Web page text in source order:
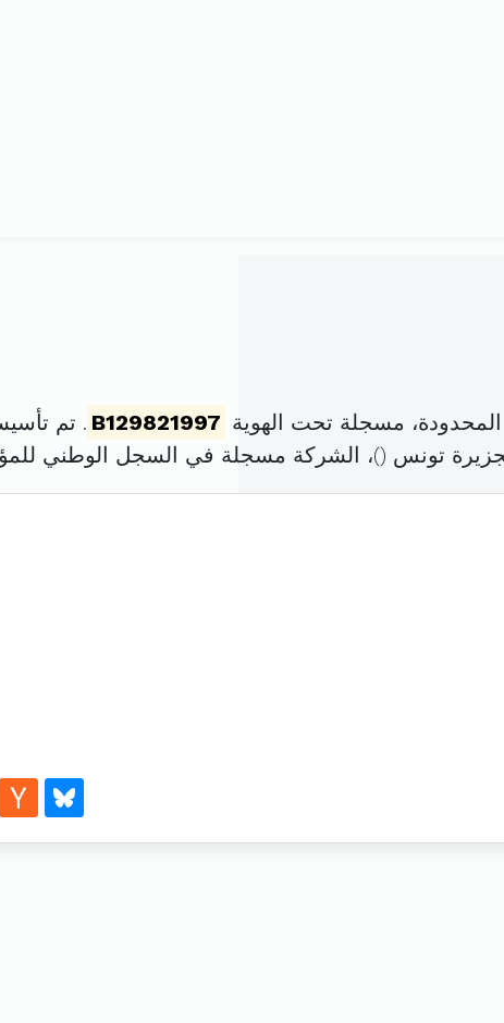
مسجلة تحت الهوية B129821997 . تم تأسيسها في 7 جانفي
)، الشركة مسجلة في السجل الوطني